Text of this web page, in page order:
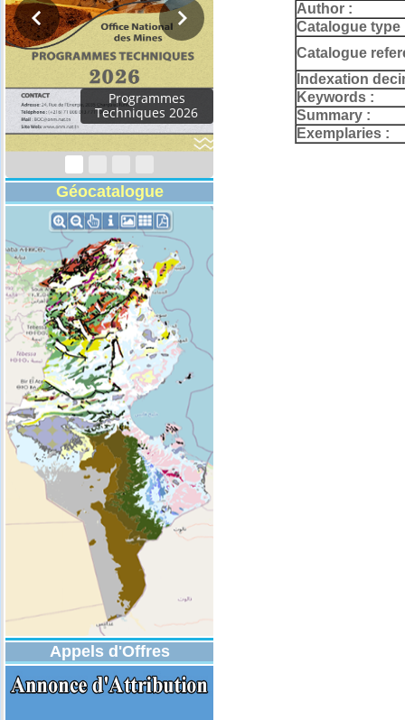
Programmes
Techniques 2026
Géocatalogue
Appels d'Offres
Author :
Catalogue type
Catalogue
Indexation
Keywords :
Summary :
Exemplaries :